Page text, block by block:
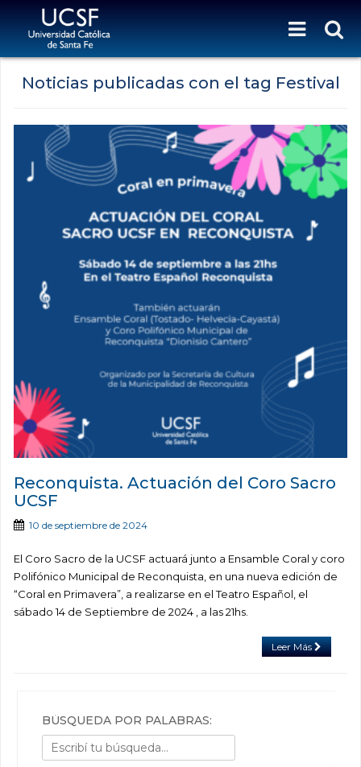
Noticias publicadas con el tag Festival
Reconquista. Actuación del Coro Sacro
UCSF
10 de septiembre de 2024
El Coro Sacro de la UCSF actuará junto a Ensamble Coral y coro
Polifónico Municipal de Reconquista, en una nueva edición de
“Coral en Primavera”, a realizarse en el Teatro Español, el
sábado 14 de Septiembre de 2024 , a las 21hs.
Leer Más
BÚSQUEDA POR PALABRAS: